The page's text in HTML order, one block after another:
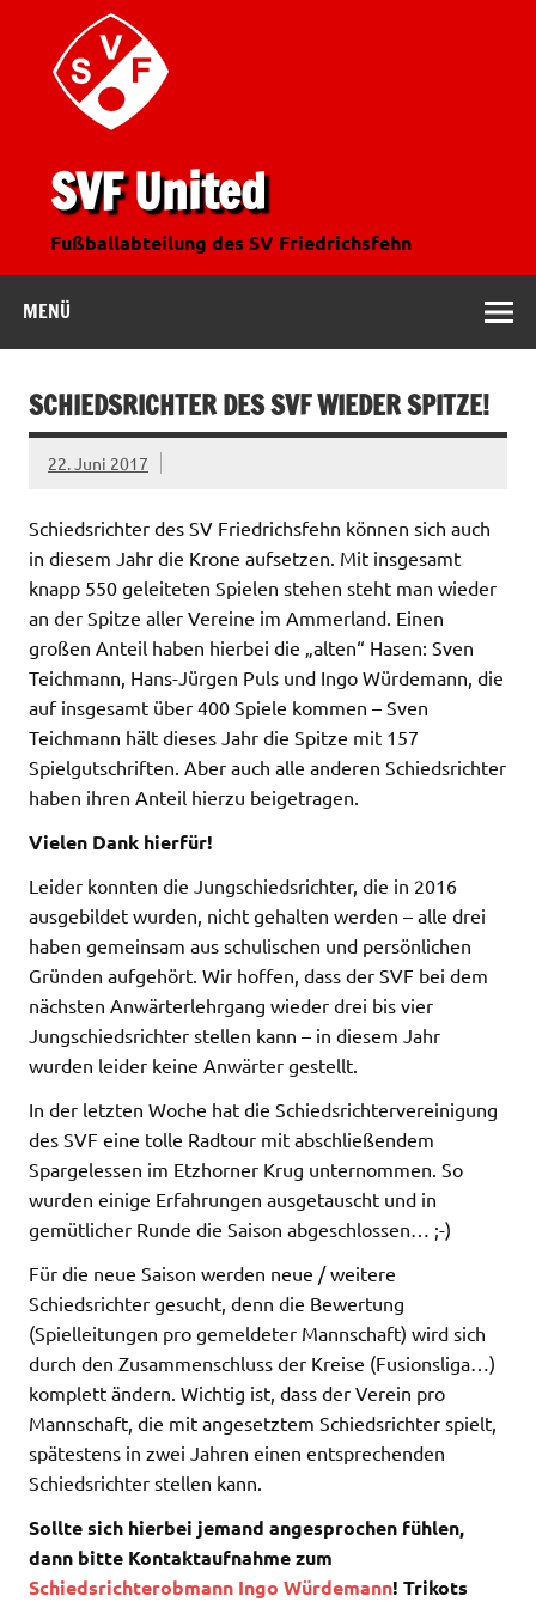
SVF United
Fußballabteilung des SV Friedrichsfehn
MENÜ
SCHIEDSRICHTER DES SVF WIEDER SPITZE!
22. Juni 2017
Schiedsrichter des SV Friedrichsfehn können sich auch
in diesem Jahr die Krone aufsetzen. Mit insgesamt
knapp 550 geleiteten Spielen stehen steht man wieder
an der Spitze aller Vereine im Ammerland. Einen
großen Anteil haben hierbei die „alten“ Hasen: Sven
Teichmann, Hans-Jürgen Puls und Ingo Würdemann, die
auf insgesamt über 400 Spiele kommen – Sven
Teichmann hält dieses Jahr die Spitze mit 157
Spielgutschriften. Aber auch alle anderen Schiedsrichter
haben ihren Anteil hierzu beigetragen.
Vielen Dank hierfür!
Leider konnten die Jungschiedsrichter, die in 2016
ausgebildet wurden, nicht gehalten werden – alle drei
haben gemeinsam aus schulischen und persönlichen
Gründen aufgehört. Wir hoffen, dass der SVF bei dem
nächsten Anwärterlehrgang wieder drei bis vier
Jungschiedsrichter stellen kann – in diesem Jahr
wurden leider keine Anwärter gestellt.
In der letzten Woche hat die Schiedsrichtervereinigung
des SVF eine tolle Radtour mit abschließendem
Spargelessen im Etzhorner Krug unternommen. So
wurden einige Erfahrungen ausgetauscht und in
gemütlicher Runde die Saison abgeschlossen… ;-)
Für die neue Saison werden neue / weitere
Schiedsrichter gesucht, denn die Bewertung
(Spielleitungen pro gemeldeter Mannschaft) wird sich
durch den Zusammenschluss der Kreise (Fusionsliga…)
komplett ändern. Wichtig ist, dass der Verein pro
Mannschaft, die mit angesetztem Schiedsrichter spielt,
spätestens in zwei Jahren einen entsprechenden
Schiedsrichter stellen kann.
Sollte sich hierbei jemand angesprochen fühlen,
dann bitte Kontaktaufnahme zum
Schiedsrichterobmann Ingo Würdemann! Trikots